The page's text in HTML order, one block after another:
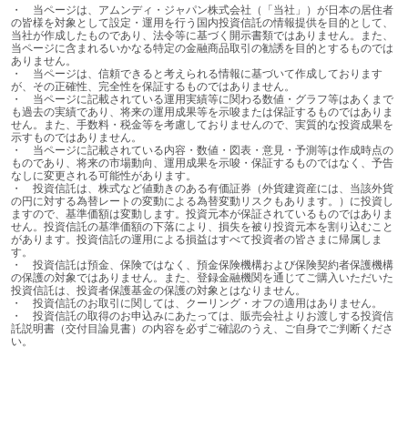
・	当ページは、アムンディ・ジャパン株式会社（「当社」）が日本の居住者
の皆様を対象として設定・運用を行う国内投資信託の情報提供を目的として、
当社が作成したものであり、法令等に基づく開示書類ではありません。また、
当ページに含まれるいかなる特定の金融商品取引の勧誘を目的とするものでは
ありません。
・	当ページは、信頼できると考えられる情報に基づいて作成しております
が、その正確性、完全性を保証するものではありません。
・	当ページに記載されている運用実績等に関わる数値・グラフ等はあくまで
も過去の実績であり、将来の運用成果等を示唆または保証するものではありま
せん。また、手数料・税金等を考慮しておりませんので、実質的な投資成果を
示すものではありません。
・	当ページに記載されている内容・数値・図表・意見・予測等は作成時点の
ものであり、将来の市場動向、運用成果を示唆・保証するものではなく、予告
なしに変更される可能性があります。
・	投資信託は、株式など値動きのある有価証券（外貨建資産には、当該外貨
の円に対する為替レートの変動による為替変動リスクもあります。）に投資し
ますので、基準価額は変動します。投資元本が保証されているものではありま
せん。投資信託の基準価額の下落により、損失を被り投資元本を割り込むこと
があります。投資信託の運用による損益はすべて投資者の皆さまに帰属しま
す。
・	投資信託は預金、保険ではなく、預金保険機構および保険契約者保護機構
の保護の対象ではありません。また、登録金融機関を通じてご購入いただいた
投資信託は、投資者保護基金の保護の対象とはなりません。
・	投資信託のお取引に関しては、クーリング・オフの適用はありません。
・	投資信託の取得のお申込みにあたっては、販売会社よりお渡しする投資信
託説明書（交付目論見書）の内容を必ずご確認のうえ、ご自身でご判断くださ
い。